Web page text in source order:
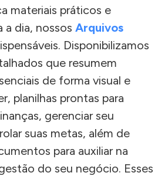
materiais práticos e
a dia, nossos Arquivos
Disponibilizamos
que resumem
de forma visual e
planilhas prontas para
gerenciar seu
suas metas, além de
para auxiliar na
do seu negócio. Esses